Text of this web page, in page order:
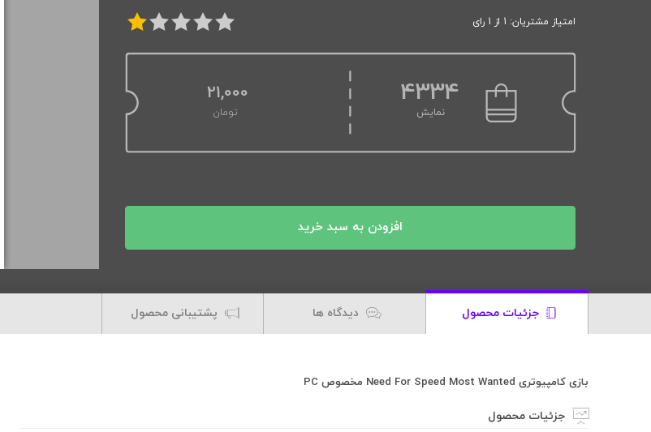
امتیاز مشتریان: 1 از 1 رای
4334
نمایش
21,000
تومان
افزودن به سبد خرید
جزئیات محصول دیدگاه ها پشتیبانی محصول
بازی کامپیوتری Need For Speed Most Wanted مخصوص PC
جزئیات محصول